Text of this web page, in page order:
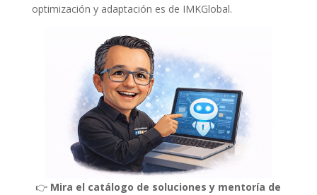
optimización y adaptación es de IMKGlobal.
👉 Mira el catálogo de soluciones y mentoría de